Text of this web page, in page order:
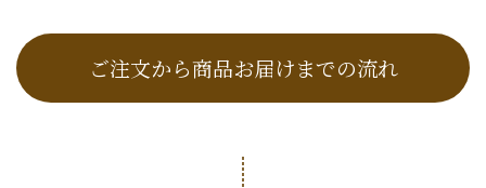
ご注文から商品お届けまでの流れ